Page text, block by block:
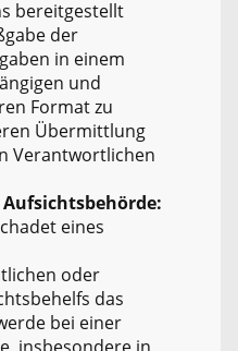
bereitgestellt
der
in einem
und
Format zu
Übermittlung
Verantwortlichen
eines
oder
das
bei einer